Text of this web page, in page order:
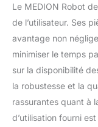
Le MEDION Robot
de l’utilisateur. Ses
avantage non
minimiser le temps
sur la disponibilité
la robustesse et la
rassurantes quant à
d’utilisation fourni